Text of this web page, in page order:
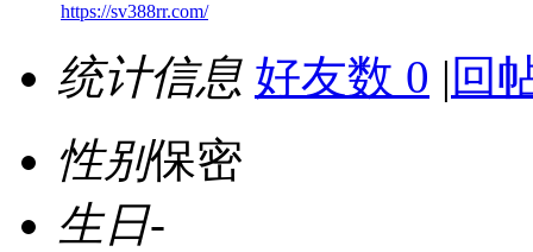
https://sv388rr.com/
统计信息 好友数 0 | 回
性别保密
生日-